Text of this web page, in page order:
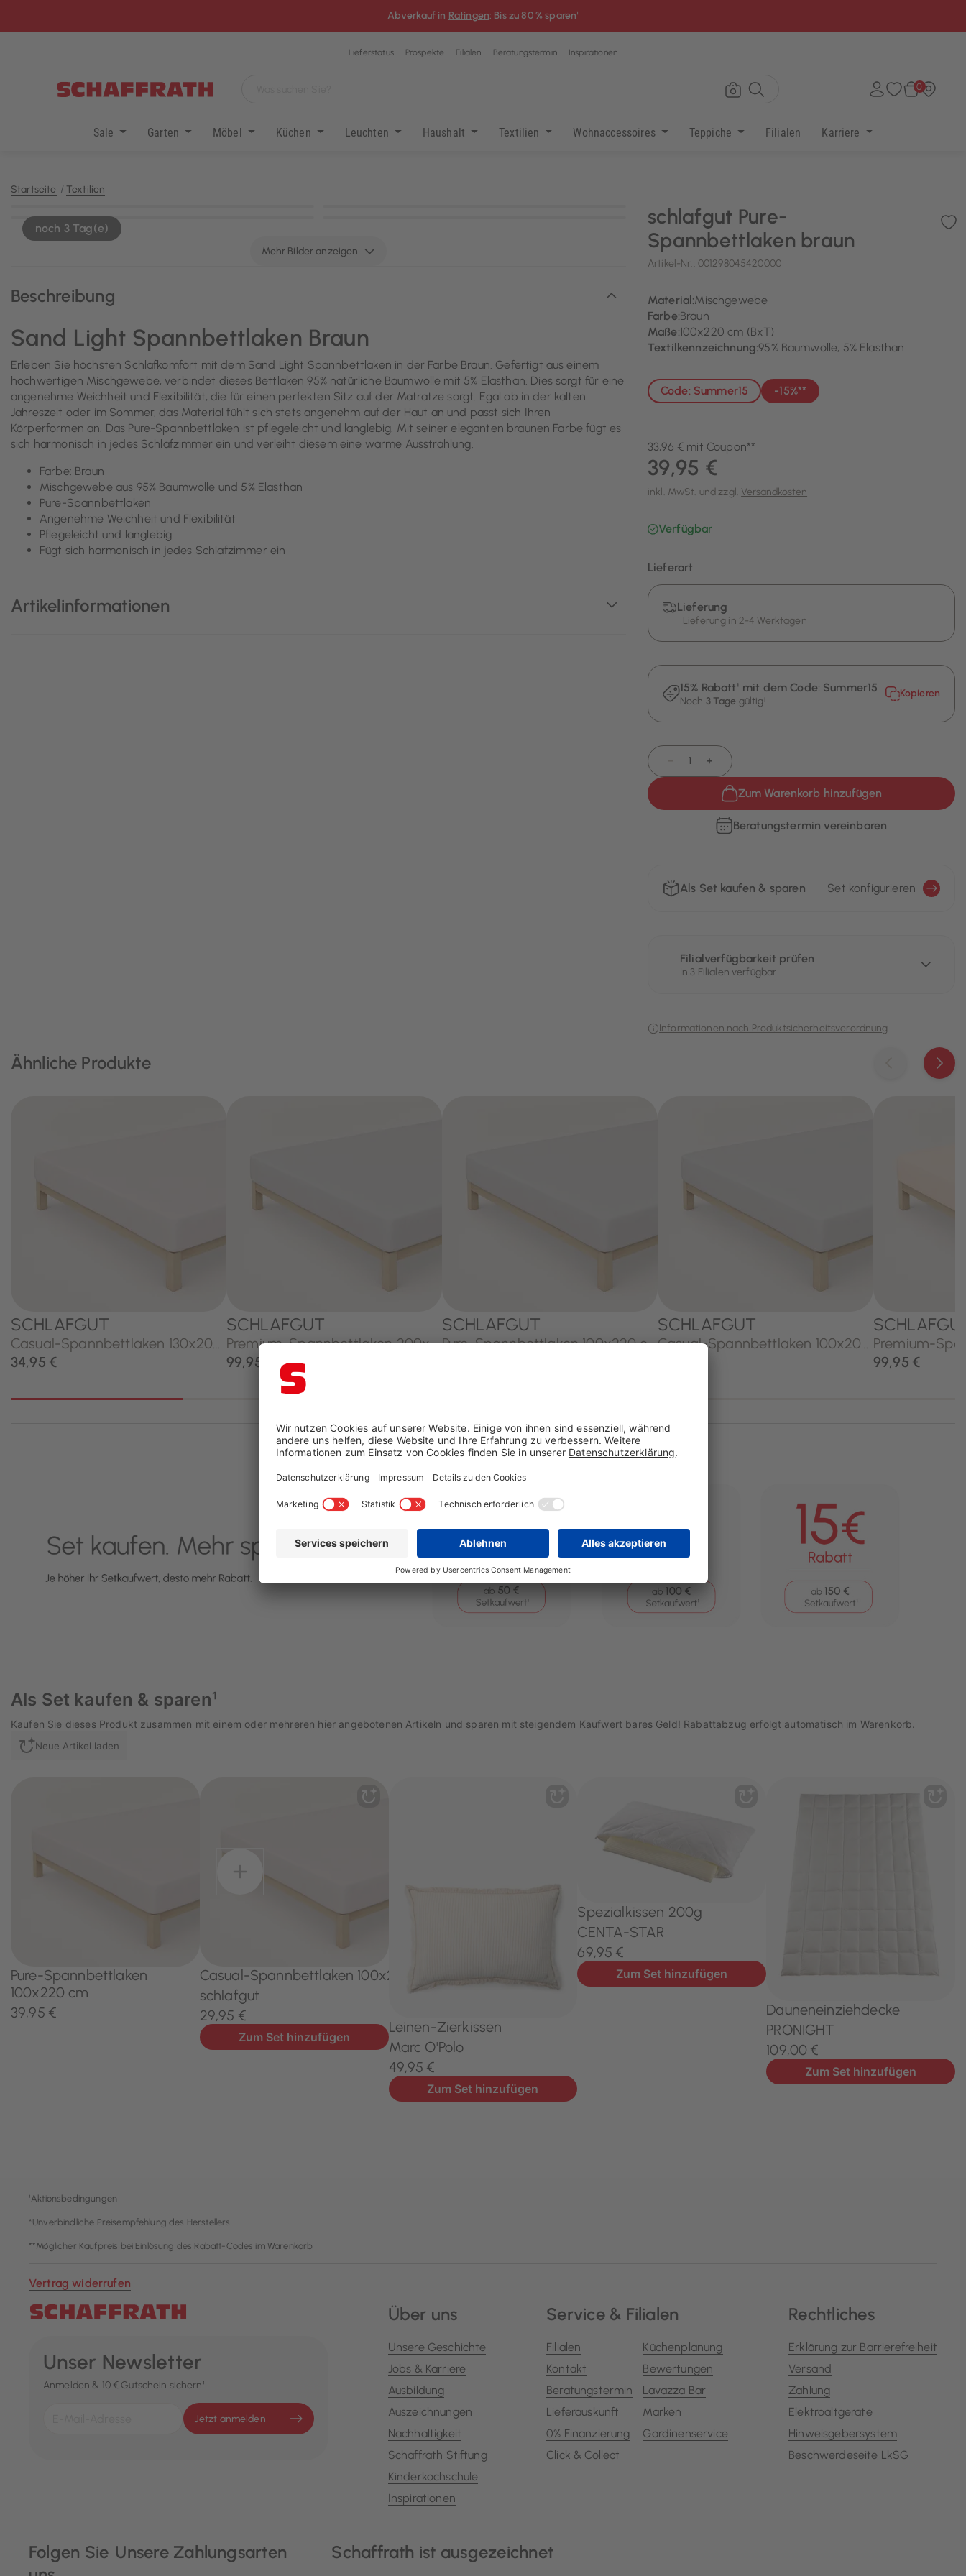
Abverkauf in Ratingen: Bis zu 80 % sparen¹
Lieferstatus Prospekte Filialen Beratungstermin Inspirationen
0
Sale Garten Möbel Küchen Leuchten Haushalt Textilien Wohnaccessoires Teppiche Filialen Karriere
Startseite Textilien
Mehr Bilder anzeigen
noch 3 Tag(e)
Beschreibung
Sand Light Spannbettlaken Braun
Erleben Sie höchsten Schlafkomfort mit dem Sand Light Spannbettlaken in der Farbe Braun. Gefertigt aus einem
hochwertigen Mischgewebe, verbindet dieses Bettlaken 95% natürliche Baumwolle mit 5% Elasthan. Dies sorgt für eine
angenehme Weichheit und Flexibilität, die für einen perfekten Sitz auf der Matratze sorgt. Egal ob in der kalten
Jahreszeit oder im Sommer, das Material fühlt sich stets angenehm auf der Haut an und passt sich Ihren
Körperformen an. Das Pure-Spannbettlaken ist pflegeleicht und langlebig. Mit seiner eleganten braunen Farbe fügt es
sich harmonisch in jedes Schlafzimmer ein und verleiht diesem eine warme Ausstrahlung.
Farbe: Braun
Mischgewebe aus 95% Baumwolle und 5% Elasthan
Pure-Spannbettlaken
Angenehme Weichheit und Flexibilität
Pflegeleicht und langlebig
Fügt sich harmonisch in jedes Schlafzimmer ein
Artikelinformationen
schlafgut Pure-
Spannbettlaken braun
Artikel-Nr.: 001298045420000
Material:Mischgewebe
Farbe:Braun
Maße:100x220 cm (BxT)
Textilkennzeichnung:95% Baumwolle, 5% Elasthan
Code: Summer15 -15%**
33,96 € mit Coupon**
39,95 €
inkl. MwSt. und zzgl. Versandkosten
Verfügbar
Lieferart
Lieferung
Lieferung in 2-4 Werktagen
15% Rabatt¹ mit dem Code: Summer15
Noch 3 Tage gültig!
Kopieren
+
Zum Warenkorb hinzufügen
Beratungstermin vereinbaren
Als Set kaufen & sparen Set konfigurieren
Filialverfügbarkeit prüfen
In 3 Filialen verfügbar
Informationen nach Produktsicherheitsverordnung
¹Aktionsbedingungen
*Unverbindliche Preisempfehlung des Herstellers
**Möglicher Kaufpreis bei Einlösung des Rabatt-Codes im Warenkorb
Vertrag widerrufen
Unser Newsletter
Anmelden & 10 € Gutschein sichern¹
Jetzt anmelden
Über uns
Unsere Geschichte
Jobs & Karriere
Ausbildung
Auszeichnungen
Nachhaltigkeit
Schaffrath Stiftung
Kinderkochschule
Inspirationen
Service & Filialen
Filialen
Kontakt
Beratungstermin
Lieferauskunft
0% Finanzierung
Click & Collect
Küchenplanung
Bewertungen
Lavazza Bar
Marken
Gardinenservice
Rechtliches
Erklärung zur Barrierefreiheit
Versand
Zahlung
Elektroaltgeräte
Hinweisgebersystem
Beschwerdeseite LkSG
Folgen Sie Unsere Zahlungsarten Schaffrath ist ausgezeichnet